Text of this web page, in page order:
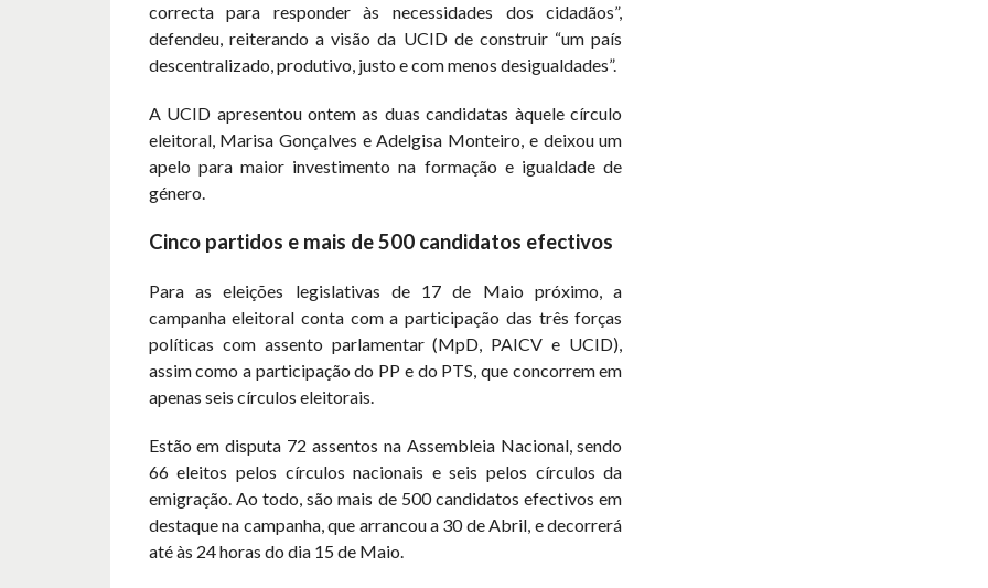
correcta para responder às necessidades dos cidadãos”,
defendeu, reiterando a visão da UCID de construir “um país
descentralizado, produtivo, justo e com menos desigualdades”.
A UCID apresentou ontem as duas candidatas àquele círculo
eleitoral, Marisa Gonçalves e Adelgisa Monteiro, e deixou um
apelo para maior investimento na formação e igualdade de
género.
Cinco partidos e mais de 500 candidatos efectivos
Para as eleições legislativas de 17 de Maio próximo, a
campanha eleitoral conta com a participação das três forças
políticas com assento parlamentar (MpD, PAICV e UCID),
assim como a participação do PP e do PTS, que concorrem em
apenas seis círculos eleitorais.
Estão em disputa 72 assentos na Assembleia Nacional, sendo
66 eleitos pelos círculos nacionais e seis pelos círculos da
emigração. Ao todo, são mais de 500 candidatos efectivos em
destaque na campanha, que arrancou a 30 de Abril, e decorrerá
até às 24 horas do dia 15 de Maio.